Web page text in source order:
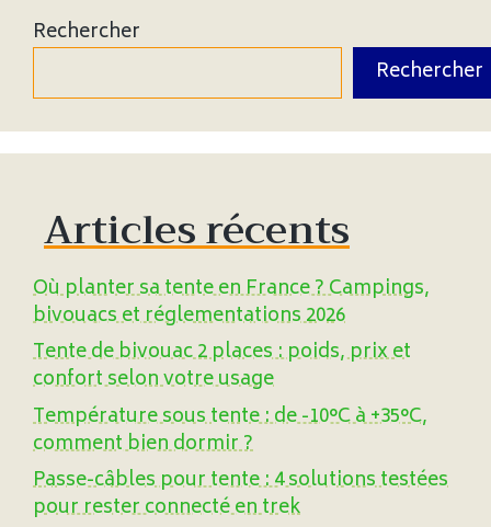
Rechercher
Rechercher
Articles récents
Où planter sa tente en France ? Campings,
bivouacs et réglementations 2026
Tente de bivouac 2 places : poids, prix et
confort selon votre usage
Température sous tente : de -10°C à +35°C,
comment bien dormir ?
Passe-câbles pour tente : 4 solutions testées
pour rester connecté en trek